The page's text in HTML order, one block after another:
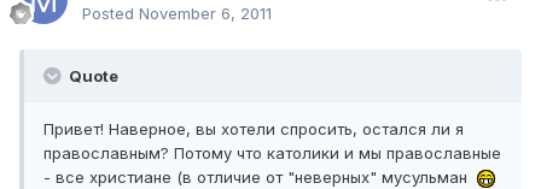
Posted November 6, 2011
Quote
Привет! Наверное, вы хотели спросить, остался ли я
православным? Потому что католики и мы православные
- все христиане (в отличие от "неверных" мусульман